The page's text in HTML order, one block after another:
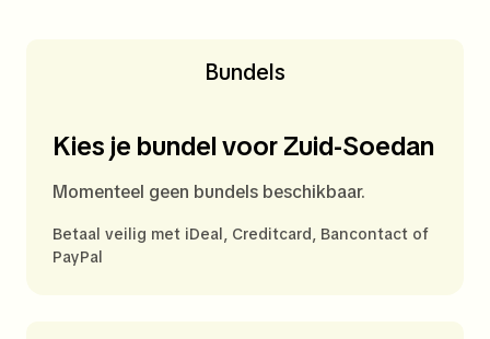
Bundels
Kies je bundel voor Zuid-Soedan
Momenteel geen bundels beschikbaar.
Betaal veilig met iDeal, Creditcard, Bancontact of
PayPal